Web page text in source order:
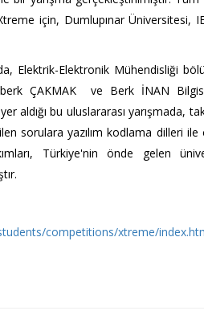
için, Dumlupınar Üniversitesi,
Elektronik Mühendisliği
ÇAKMAK ve Berk İNAN
aldığı bu uluslararası yarışmada,
sorulara yazılım kodlama dilleri ile
Türkiye'nin önde gelen
competitions/xtreme/